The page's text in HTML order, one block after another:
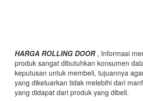
HARGA ROLLING DOOR, Informasi
produk sangat dibutuhkan konsumen
keputusan untuk membeli, tujuannya
yang dikeluarkan tidak melebihi dari
yang didapat dari produk yang dibeli.